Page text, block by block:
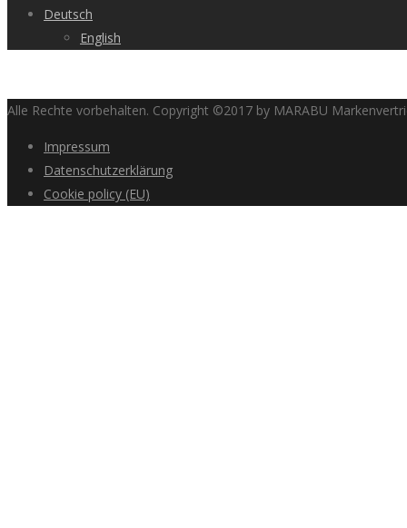
Deutsch
English
Alle Rechte vorbehalten. Copyright ©2017 by MARABU
Impressum
Datenschutzerklärung
Cookie policy (EU)